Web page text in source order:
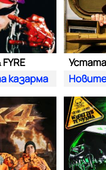
казарма